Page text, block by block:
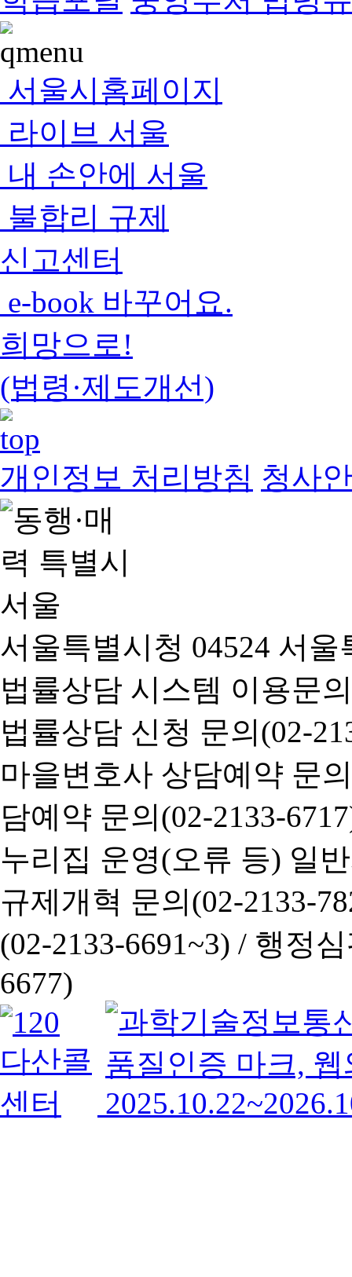
서울시홈페이지
라이브 서울
내 손안에 서울
불합리 규제
신고센터
e-book 바꾸어요.
희망으로!
(법령·제도개선)
개인정보 처리방침 청사
서울특별시청 04524 서
법률상담 시스템 이용문
법률상담 신청 문의(02-
마을변호사 상담예약 문
담예약 문의(02-2133-
누리집 운영(오류 등) 일
규제개혁 문의(02-2133-
(02-2133-6691~3) / 행정심
6677)